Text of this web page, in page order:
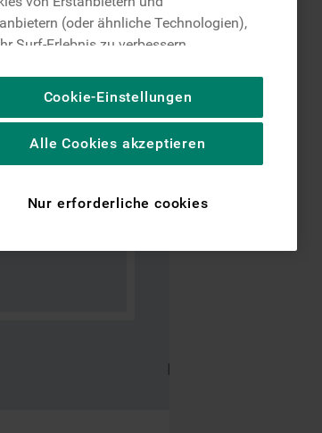
(oder ähnliche Technologien),
Surf-Erlebnis zu verbessern
redaktionellen Inhalte der Website
auf Ihrer Nutzung der Website zu
die Funktionalität der
Funktionen anzubieten
beispielsweise Google LLC –
Cookie-Einstellungen
Nur erforderliche cookies
Alle Cookies akzeptieren